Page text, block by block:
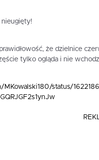
że dzielnice
tylko ogląda i nie
MKowalski180/status/